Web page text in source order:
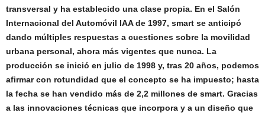
transversal y ha establecido una clase propia. En el Salón
Internacional del Automóvil IAA de 1997, smart se anticipó
dando múltiples respuestas a cuestiones sobre la movilidad
urbana personal, ahora más vigentes que nunca. La
producción se inició en julio de 1998 y, tras 20 años, podemos
afirmar con rotundidad que el concepto se ha impuesto; hasta
la fecha se han vendido más de 2,2 millones de smart. Gracias
a las innovaciones técnicas que incorpora y a un diseño que